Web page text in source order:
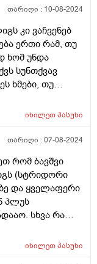
თარიღი : 10-08-2024
კი ვაჩვენებ
ერთი რამ, თუ
ხომ უნდა
სუნთქვავ
ხმები, თუ
იხილეთპასუხი
თარიღი :07-08-2024
რომ ბავშვი
(სტრიდორი
და ყველაფერი
პლუს
სხვა რა
იხილეთპასუხი